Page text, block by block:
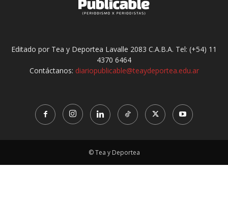
Editado por Tea y Deportea Lavalle 2083 C.A.B.A. Tel: (+54) 11
4370 6464
Contáctanos: diariopublicable@teaydeportea.edu.ar
© Tea y Deportea